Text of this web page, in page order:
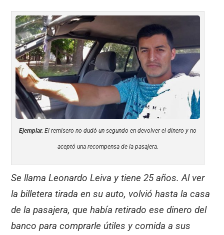
Ejemplar. El remisero no dudó un segundo en devolver el dinero y no
aceptó una recompensa de la pasajera.
Se llama Leonardo Leiva y tiene 25 años. Al ver
la billetera tirada en su auto, volvió hasta la casa
de la pasajera, que había retirado ese dinero del
banco para comprarle útiles y comida a sus